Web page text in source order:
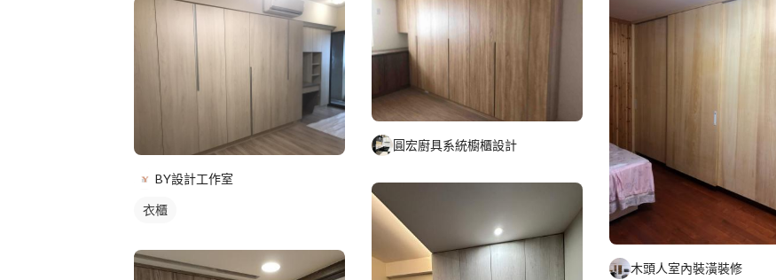
BY設計工作室
衣櫃
圓宏廚具系統櫥櫃設計
木頭人室內裝潢裝修